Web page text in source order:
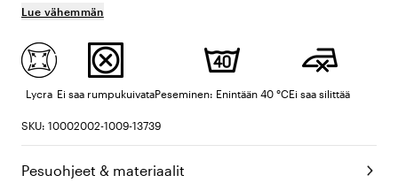
Lue vähemmän
Lycra Ei saa rumpukuivataPeseminen: Enintään 40 °CEi saa silittää
SKU: 10002002-1009-13739
Pesuohjeet & materiaalit